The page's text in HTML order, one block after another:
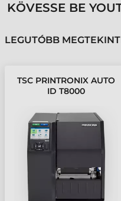
KÖVESSE BE
LEGUTÓBB
TSC PRINTRONIX AUTO
ID T8000